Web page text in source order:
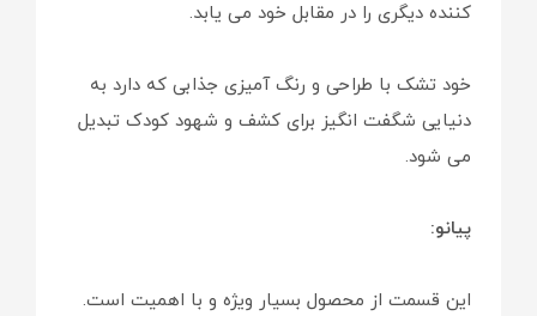
کننده دیگری را در مقابل خود می یابد.
خود تشک با طراحی و رنگ آمیزی جذابی که دارد به
دنیایی شگفت انگیز برای کشف و شهود کودک تبدیل
می شود.
پیانو:
این قسمت از محصول بسیار ویژه و با اهمیت است.